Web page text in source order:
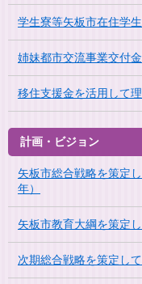
学生寮等矢板市在住学
姉妹都市交流事業交付
移住支援金を活用して
計画・ビジョン
矢板市総合戦略を策定
年）
矢板市教育大綱を策定
次期総合戦略を策定し